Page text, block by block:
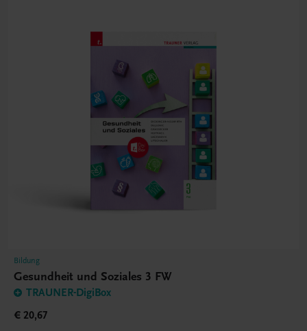
Bildung
Gesundheit und Soziales 3 FW
TRAUNER-DigiBox
€ 20,67